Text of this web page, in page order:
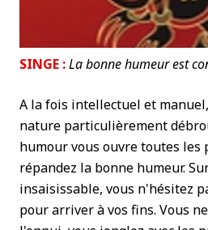
SINGE :La bonne humeur est
A la fois intellectuel et manuel,
nature particulièrement
humour vous ouvre toutes les
répandez la bonne humeur.
insaisissable, vous n'hésitez
pour arriver à vos fins. Vous